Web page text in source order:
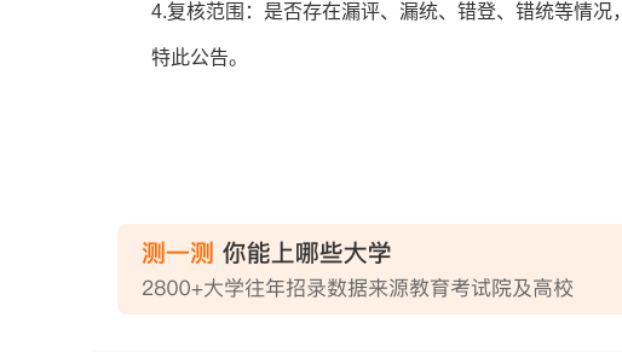
4.复核范围：是否存在漏评、漏统、错登、错统等情况
特此公告。